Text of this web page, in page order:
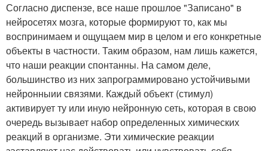
Согласно диспензе, все наше прошлое "Записано" в
нейросетях мозга, которые формируют то, как мы
воспринимаем и ощущаем мир в целом и его конкретные
объекты в частности. Таким образом, нам лишь кажется,
что наши реакции спонтанны. На самом деле,
большинство из них запрограммировано устойчивыми
нейронныии связями. Каждый объект (стимул)
активирует ту или иную нейронную сеть, которая в свою
очередь вызывает набор определенных химических
реакций в организме. Эти химические реакции